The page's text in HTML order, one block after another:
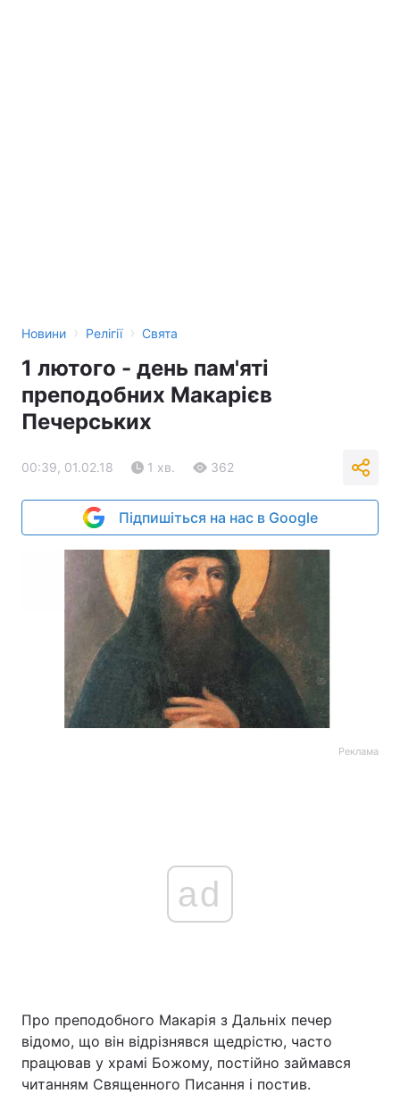
Новини › Релігії › Свята
1 лютого - день пам'яті
преподобних Макарієв
Печерських
00:39, 01.02.18 1 хв. 362
Підпишіться на нас в Google
Реклама
ad
Про преподобного Макарія з Дальніх печер
відомо, що він відрізнявся щедрістю, часто
працював у храмі Божому, постійно займався
читанням Священного Писання і постив.